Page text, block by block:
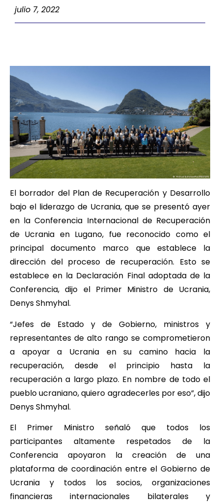
julio 7, 2022
El borrador del Plan de Recuperación y Desarrollo
bajo el liderazgo de Ucrania, que se presentó ayer
en la Conferencia Internacional de Recuperación
de Ucrania en Lugano, fue reconocido como el
principal documento marco que establece la
dirección del proceso de recuperación. Esto se
establece en la Declaración Final adoptada de la
Conferencia, dijo el Primer Ministro de Ucrania,
Denys Shmyhal.
“Jefes de Estado y de Gobierno, ministros y
representantes de alto rango se comprometieron
a apoyar a Ucrania en su camino hacia la
recuperación, desde el principio hasta la
recuperación a largo plazo. En nombre de todo el
pueblo ucraniano, quiero agradecerles por eso”, dijo
Denys Shmyhal.
El Primer Ministro señaló que todos los
participantes altamente respetados de la
Conferencia apoyaron la creación de una
plataforma de coordinación entre el Gobierno de
Ucrania y todos los socios, organizaciones
financieras internacionales bilaterales y